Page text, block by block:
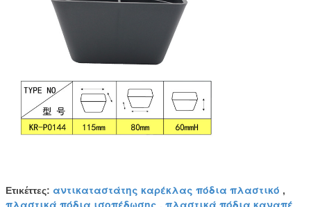
Ετικέττες: αντικαταστάτης καρέκλας πόδια πλαστικό ,
πλαστικά πόδια ισοπέδωσης πλαστικά πόδια καναπέ